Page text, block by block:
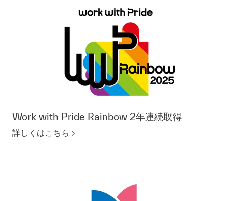
Work with Pride Rainbow 2年連続取得
詳しくはこちら